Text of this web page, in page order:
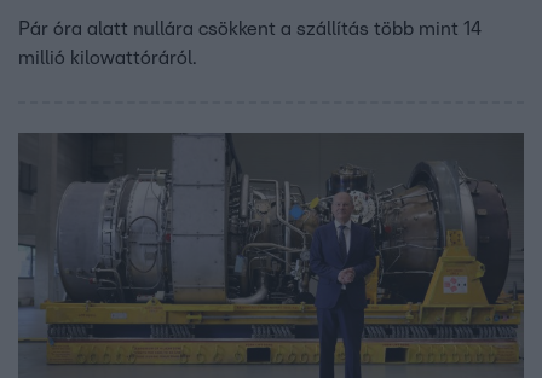
Pár óra alatt nullára csökkent a szállítás több mint 14
millió kilowattóráról.